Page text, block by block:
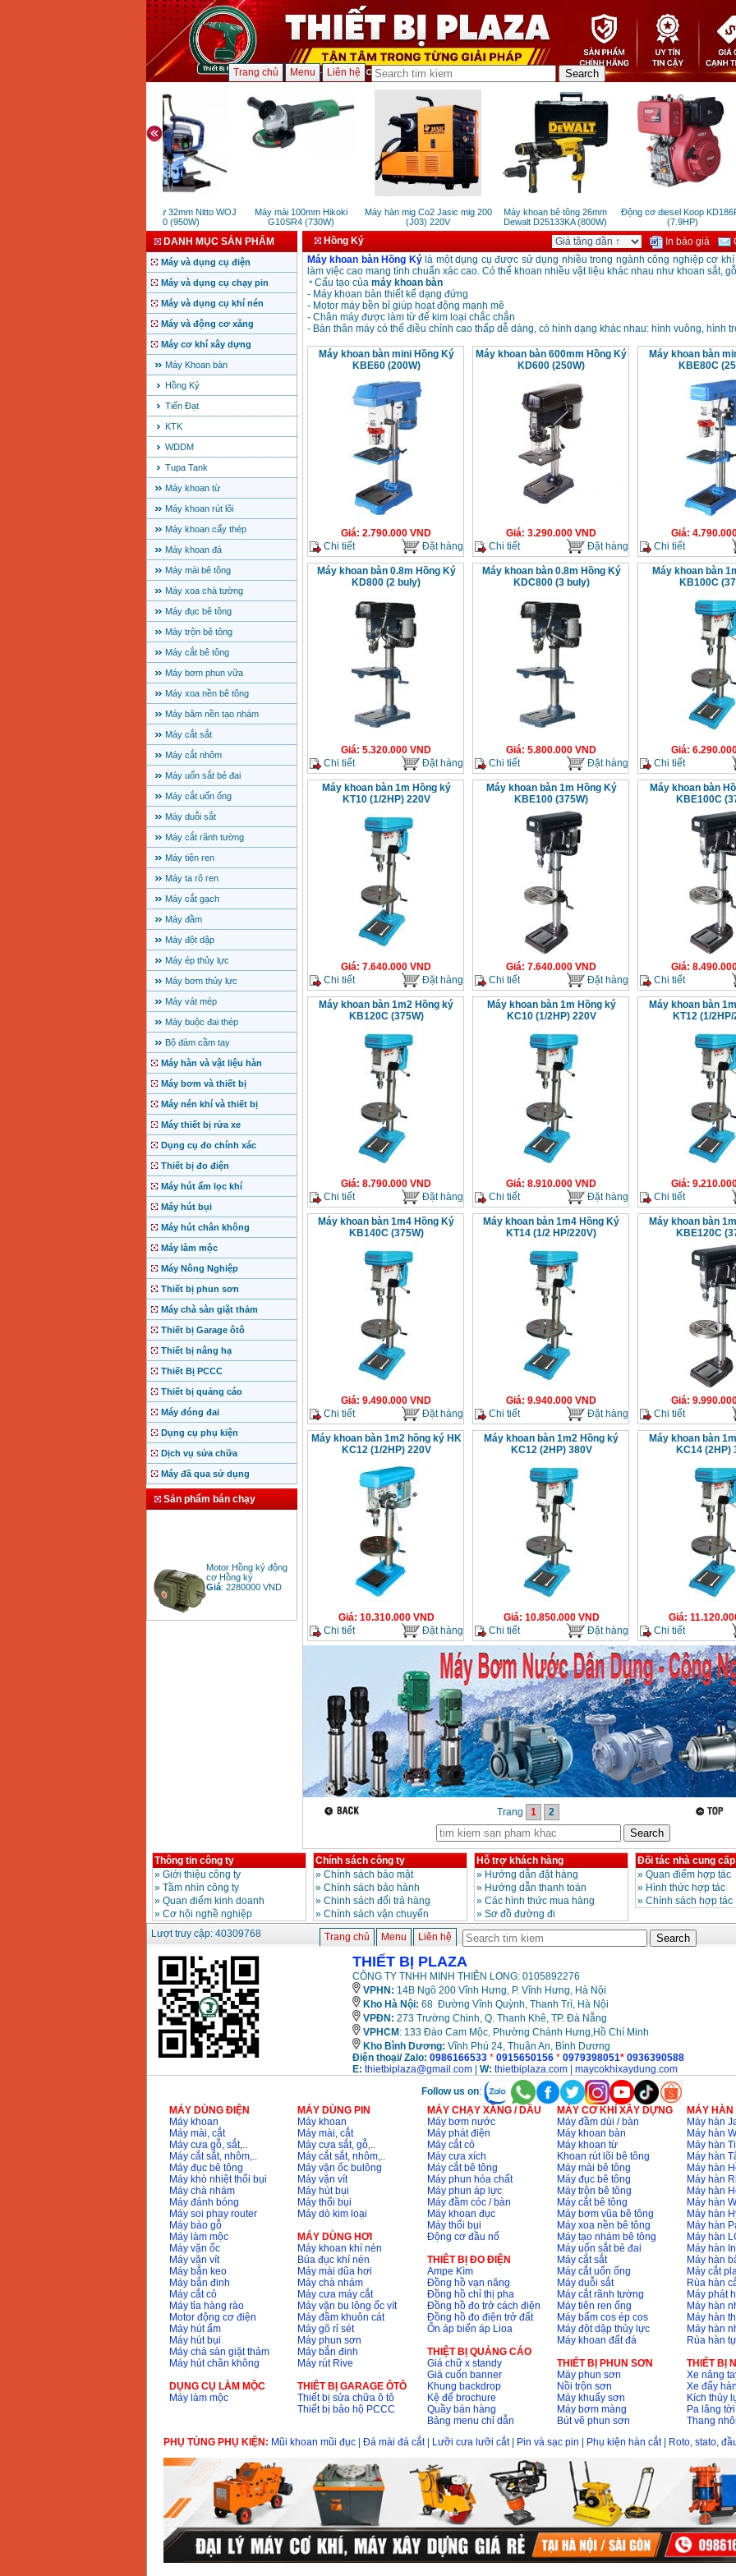
Trang chủ Menu Liên hệ
Máy khoan từ 32mm Nitto WOJ
3200 (950W)
Máy mài 100mm Hikoki
G10SR4 (730W)
Máy hàn mig Co2 Jasic mig 200
(J03) 220V
Máy khoan bê tông 26mm
Dewalt D25133KA (800W)
Động cơ diesel Koop
(7.9HP)
DANH MỤC SẢN PHẨM
Máy và dụng cụ điện
Máy và dụng cụ chạy pin
Máy và dụng cụ khí nén
Máy và động cơ xăng
Máy cơ khí xây dựng
Máy Khoan bàn
Hồng Ký
Tiến Đạt
KTK
WDDM
Tupa Tank
Máy khoan từ
Máy khoan rút lõi
Máy khoan cấy thép
Máy khoan đá
Máy mài bê tông
Máy xoa chà tường
Máy đục bê tông
Máy trộn bê tông
Máy cắt bê tông
Máy bơm phun vữa
Máy xoa nền bê tông
Máy băm nền tạo nhám
Máy cắt sắt
Máy cắt nhôm
Máy uốn sắt bẻ đai
Máy cắt uốn ống
Máy duỗi sắt
Máy cắt rãnh tường
Máy tiện ren
Máy ta rô ren
Máy cắt gạch
Máy đầm
Máy đột dập
Máy ép thủy lực
Máy bơm thủy lực
Máy vát mép
Máy buộc đai thép
Bộ đàm cầm tay
Máy hàn và vật liệu hàn
Máy bơm và thiết bị
Máy nén khí và thiết bị
Máy thiết bị rửa xe
Dụng cụ đo chính xác
Thiết bị đo điện
Máy hút ẩm lọc khí
Máy hút bụi
Máy hút chân không
Máy làm mộc
Máy Nông Nghiệp
Thiết bị phun sơn
Máy chà sàn giặt thảm
Thiết bị Garage ôtô
Thiết bị nâng hạ
Thiết Bị PCCC
Thiết bị quảng cáo
Máy đóng đai
Dụng cụ phụ kiện
Dịch vụ sửa chữa
Máy đã qua sử dụng
Sản phẩm bán chạy
cơ Hồng ký
Giá:2280000
Giá:29900000
Máy cắt góc đa năng
Makita LS1019L
(1510W)
Giá:14068000VND
Bộ máy khoan 100
chi tiết Bosch GSB
13RE (650W)
Giá:2200000
Máy khoan Bosch
Giá:1850000VND
Động cơ xăng Honda
GX160 (5.5HP)
Giá:7200000
Máy mài 100mm
Makita 9553B (710W)
Giá:1296000
Hồng Ký In báo giá
Máy khoan bànHồng Kýlà một dụng cụ được sử dụng nhiều trong ngành công nghiệp cơ
làm việc cao mang tính chuẩn xác cao. Có thể khoan nhiều vật liệu khác nhau như khoan sắt,
* Cấu tạo của máy khoan bàn
- Máy khoan bàn thiết kế dạng đứng
- Motor máy bền bỉ giúp hoạt động mạnh mẽ
- Chân máy được làm từ đế kim loại chắc chắn
- Bàn thân máy có thể điều chỉnh cao thấp dễ dàng, có hình dạng khác nhau: hình vuông, hình
Máy khoan bàn mini Hồng Ký
KBE60 (200W)
Giá: 2.790.000 VND
Chi tiết
Đặt hàng
Máy khoan bàn 600mm Hồng Ký
KD600 (250W)
Giá: 3.290.000 VND
Chi tiết
Đặt hàng
Máy khoan bàn
KBE80C
Giá:
Chi tiết
Máy khoan bàn 0.8m Hồng Ký
KD800 (2 buly)
Giá: 5.320.000 VND
Chi tiết
Đặt hàng
Máy khoan bàn 0.8m Hồng Ký
KDC800 (3 buly)
Giá: 5.800.000 VND
Chi tiết
Đặt hàng
Máy khoan bàn
KB100C
Giá:
Chi tiết
Máy khoan bàn 1m Hồng ký
KT10 (1/2HP) 220V
Giá: 7.640.000 VND
Chi tiết
Đặt hàng
Máy khoan bàn 1m Hồng Ký
KBE100 (375W)
Giá: 7.640.000 VND
Chi tiết
Đặt hàng
Máy khoan bàn
KBE100C
Giá:
Chi tiết
Máy khoan bàn 1m2 Hồng ký
KB120C (375W)
Giá: 8.790.000 VND
Chi tiết
Đặt hàng
Máy khoan bàn 1m Hồng ký
KC10 (1/2HP) 220V
Giá: 8.910.000 VND
Chi tiết
Đặt hàng
Máy khoan bàn
KT12 (1/
Giá:
Chi tiết
Máy khoan bàn 1m4 Hồng Ký
KB140C (375W)
Giá: 9.490.000 VND
Chi tiết
Đặt hàng
Máy khoan bàn 1m4 Hồng Ký
KT14 (1/2 HP/220V)
Giá: 9.940.000 VND
Chi tiết
Đặt hàng
Máy khoan bàn
KBE120C
Giá:
Chi tiết
Máy khoan bàn 1m2 hồng ký HK
KC12 (1/2HP) 220V
Giá: 10.310.000VND
Chi tiết
Đặt hàng
Máy khoan bàn 1m2 Hồng ký
KC12 (2HP) 380V
Giá: 10.850.000VND
Chi tiết
Đặt hàng
Máy khoan bàn
KC14 (2HP)
Giá:
Chi tiết
Trang 1 2
Thông tin công ty
» Giới thiệu công ty
» Tầm nhìn công ty
» Quan điểm kinh doanh
» Cơ hội nghề nghiệp
Chính sách công ty
» Chính sách bảo mật
» Chính sách bảo hành
» Chinh sách đổi trả hàng
» Chính sách vận chuyển
Hỗ trợ khách hàng
» Hướng dẫn đặt hàng
» Hướng dẫn thanh toán
» Các hình thức mua hàng
» Sơ đồ đường đi
Đối tác nhà cung cấp
» Quan điểm hợp tác
» Hình thức hợp tác
» Chính sách hợp tác
Lượt truy cập: 40309768 Trang chủ Menu Liên hệ
THIẾT BỊ PLAZA
CÔNG TY TNHH MINH THIÊN LONG: 0105892276
VPHN: 14B Ngõ 200 Vĩnh Hưng, P. Vĩnh Hưng, Hà Nội
Kho Hà Nội: 68 Đường Vĩnh Quỳnh, Thanh Trì, Hà Nội
VPĐN: 273 Trường Chinh, Q. Thanh Khê, TP. Đà Nẵng
VPHCM : 133 Đào Cam Mộc, Phường Chánh Hưng,Hồ Chí Minh
Kho Bình Dương: Vĩnh Phú 24, Thuận An, Bình Dương
Điện thoại/ Zalo: 0986166533 * 0915650156* 0979398051* 0936390588
E: thietbiplaza@gmail.com| W: thietbiplaza.com| maycokhixaydung.com
Follow us on:
MÁY DÙNG ĐIỆN
Máy khoan
Máy mài, cắt
Máy cưa gỗ, sắt,..
Máy cắt sắt, nhôm,..
Máy đục bê tông
Máy khò nhiệt thổi bụi
Máy chà nhám
Máy đánh bóng
Máy soi phay router
Máy bào gỗ
Máy làm mộc
Máy vặn ốc
Máy vặn vít
Máy bắn keo
Máy bắn đinh
Máy cắt cỏ
Máy tỉa hàng rào
Motor động cơ điện
Máy hút ẩm
Máy hút bụi
Máy chà sàn giặt thảm
Máy hút chân không
DỤNG CỤ LÀM MỘC
Máy làm mộc
MÁY DÙNG PIN
Máy khoan
Máy mài, cắt
Máy cưa sắt, gỗ,..
Máy cắt sắt, nhôm,..
Máy vặn ốc bulông
Máy vặn vít
Máy hút bụi
Máy thổi bụi
Máy dò kim loại
MÁY DÙNG HƠI
Máy khoan khí nén
Búa đục khí nén
Máy mài dũa hơi
Máy chà nhám
Máy cưa máy cắt
Máy vặn bu lông ốc vít
Máy đầm khuôn cát
Máy gõ rỉ sét
Máy phun sơn
Máy bắn đinh
Máy rút Rive
THIÊT BỊ GARAGE ÔTÔ
Thiết bị sửa chữa ô tô
Thiết bị bảo hộ PCCC
MÁY CHẠY XĂNG / DẦU
Máy bơm nước
Máy phát điện
Máy cắt cỏ
Máy cưa xích
Máy cắt bê tông
Máy phun hóa chất
Máy phun áp lực
Máy đầm cóc / bàn
Máy khoan đục
Máy thổi bụi
Động cơ đầu nổ
THIÊT BỊ ĐO ĐIỆN
Ampe Kìm
Đồng hồ vạn năng
Đồng hồ chỉ thị pha
Đồng hồ đo trở cách điện
Đồng hồ đo điện trở đất
Ổn áp biến áp Lioa
THIỆT BỊ QUẢNG CÁO
Giá chữ x standy
Giá cuốn banner
Khung backdrop
Kệ để brochure
Quầy bán hàng
Bảng menu chỉ dẫn
MÁY CƠ KHÍ XÂY DỰNG
Máy đầm dùi / bàn
Máy khoan bàn
Máy khoan từ
Khoan rút lõi bê tông
Máy mài bê tông
Máy đục bê tông
Máy trộn bê tông
Máy cắt bê tông
Máy bơm vũa bê tông
Máy xoa nền bê tông
Máy tạo nhám bê tông
Máy uốn sắt bẻ đai
Máy cắt sắt
Máy cắt uốn ống
Máy duỗi sắt
Máy cắt rãnh tường
Máy tiện ren ống
Máy bấm cos ép cos
Máy đột dập thủy lực
Máy khoan đất đá
THIẾT BỊ PHUN SƠN
Máy phun sơn
Nồi trộn sơn
Máy khuấy sơn
Máy bơm màng
Bút vẽ phun sơn
MÁY HÀN
Máy hàn
Máy hàn
Máy hàn
Máy hàn
Máy hàn
Máy hàn
Máy hàn
Máy hàn
Máy hàn
Máy hàn
Máy hàn
Máy hàn
Máy hàn
Máy cắt
Rùa hàn
Máy phát
Máy hàn
Máy hàn
Máy hàn
Rùa hàn
THIẾT BỊ
Xe nâng
Xe đẩy
Kích thủy
Pa lăng
Thang
PHỤ TÙNG PHỤ KIỆN: Mũi khoan mũi đục| Đá mài đá cắt| Lưỡi cưa lưỡi cắt| Pin và sạc pin Phụ kiện hàn cắt| Roto, stato,